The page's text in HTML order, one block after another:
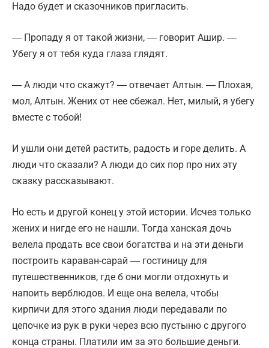
Надо будет и сказочников пригласить.
― Пропаду я от такой жизни, ― говорит Ашир. ―
Убегу я от тебя куда глаза глядят.
― А люди что скажут? ― отвечает Алтын. ― Плохая,
мол, Алтын. Жених от нее сбежал. Нет, милый, я убегу
вместе с тобой!
И ушли они детей растить, радость и горе делить. А
люди что сказали? А люди до сих пор про них эту
сказку рассказывают.
Но есть и другой конец у этой истории. Исчез только
жених и нигде его не нашли. Тогда ханская дочь
велела продать все свои богатства и на эти деньги
построить караван-сарай ― гостиницу для
путешественников, где б они могли отдохнуть и
напоить верблюдов. И еще она велела, чтобы
кирпичи для этого здания люди передавали по
цепочке из рук в руки через всю пустыню с другого
конца страны. Платили им за это большие деньги.